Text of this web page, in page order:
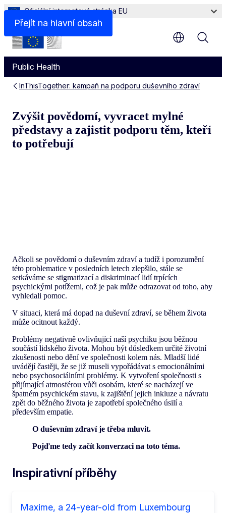
Přejít na hlavní obsah
Oficiální internetová stránka EU
Public Health
InThisTogether: kampaň na podporu duševního zdraví
Zvýšit povědomí, vyvracet mylné
představy a zajistit podporu těm, kteří
to potřebují
Ačkoli se povědomí o duševním zdraví a tudíž i porozumění
této problematice v posledních letech zlepšilo, stále se
setkáváme se stigmatizací a diskriminací lidí trpících
psychickými potížemi, což je pak může odrazovat od toho, aby
vyhledali pomoc.
V situaci, která má dopad na duševní zdraví, se během života
může ocitnout každý.
Problémy negativně ovlivňující naší psychiku jsou běžnou
součástí lidského života. Mohou být důsledkem určité životní
zkušenosti nebo dění ve společnosti kolem nás. Mladší lidé
uvádějí častěji, že se již museli vypořádávat s emocionálními
nebo psychosociálními problémy. K vytvoření společnosti s
přijímající atmosférou vůči osobám, které se nacházejí ve
špatném psychickém stavu, k zajištění jejich inkluze a návratu
zpět do běžného života je zapotřebí společného úsilí a
především empatie.
O duševním zdraví je třeba mluvit.
Pojďme tedy začít konverzaci na toto téma.
Inspirativní příběhy
Maxime, a 24-year-old from Luxembourg